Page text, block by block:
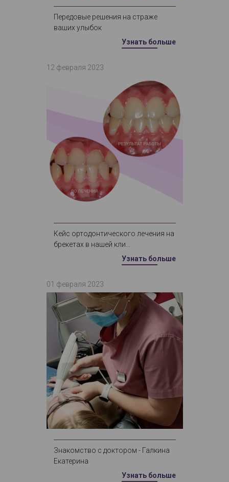
Передовые решения на страже
ваших улыбок
Узнать больше
12 февраля 2023
Кейс ортодонтического лечения на
брекетах в нашей кли...
Узнать больше
01 февраля 2023
Знакомство с доктором - Галкина
Екатерина
Узнать больше